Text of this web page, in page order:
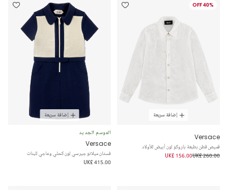
40% OFF
إضافة سريعة
Versace
قميص قطن بطبعة باروكو لون أبيض للأولاد
UK£ 260.00
UK£ 156.00
إضافة سريعة
الموسم الجديد
Versace
فستان ميلانو جيرسي لون كحلي وعاجي للبنات
UK£ 415.00